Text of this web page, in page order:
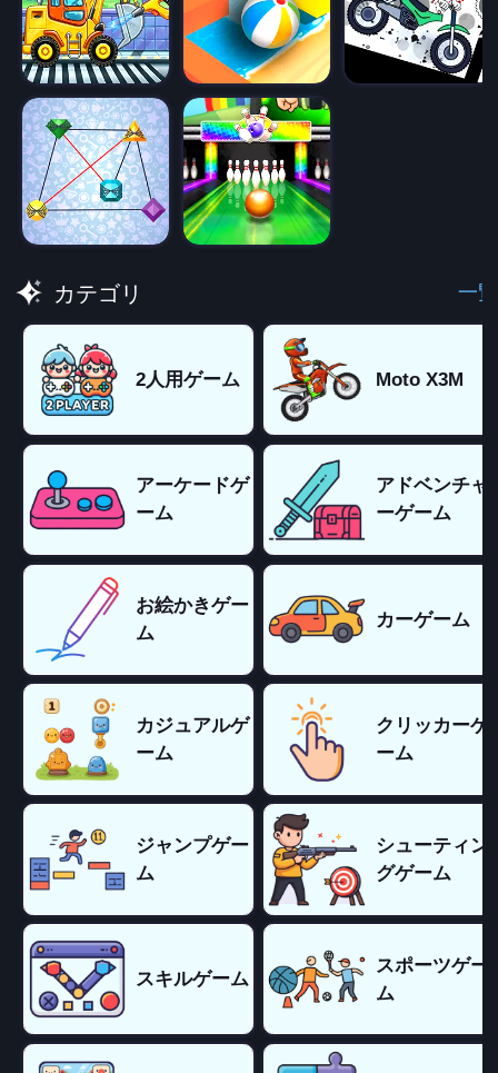
カテゴリ 一覧
2人用ゲーム Moto X3M
アーケードゲ
ーム
アドベンチャ
ーゲーム
お絵かきゲー
ム
カーゲーム
カジュアルゲ
ーム
クリッカーゲ
ーム
ジャンプゲー
ム
シューティン
グゲーム
スキルゲーム
スポーツゲー
ム